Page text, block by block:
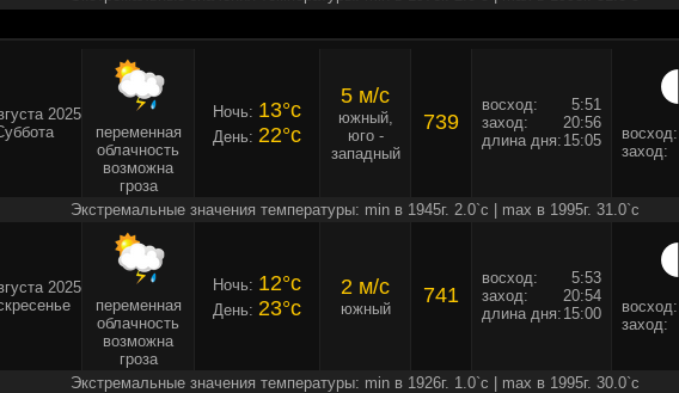
2025
переменная
облачность
возможна
гроза
Ночь: 13°c
День: 22°c
5 м/c
южный,
юго -
западный
739
восход:
5:51
заход:
20:56
длина дня: 15:05 восход:
заход:
Экстремальные значения температуры: min в 1945г. 2.0`c | max в 1995г. 31.0`c
2025
переменная
облачность
возможна
гроза
Ночь: 12°c
День: 23°c
2 м/c
южный
741
восход:
5:53
заход:
20:54
длина дня: 15:00 восход:
заход:
Экстремальные значения температуры: min в 1926г. 1.0`c | max в 1995г. 30.0`c